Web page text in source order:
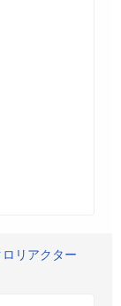
リアクター